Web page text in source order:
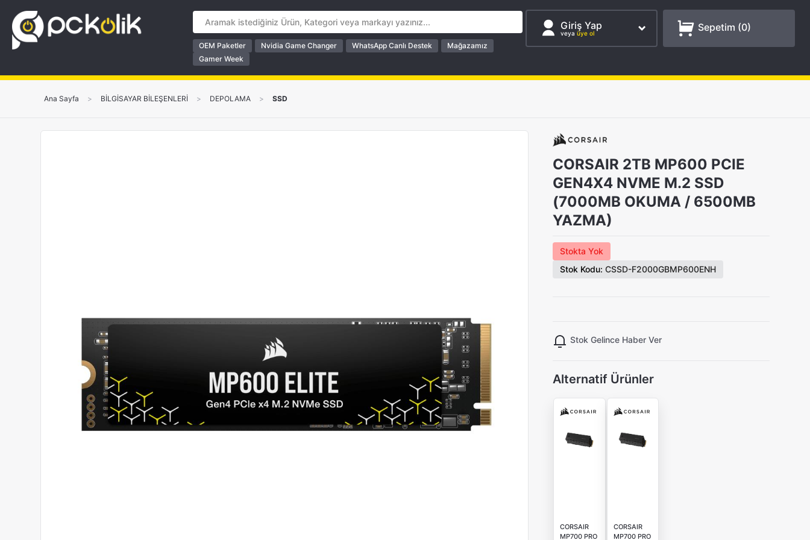
OEM Paketler Nvidia Game Changer WhatsApp Canlı Destek
Mağazamız
Gamer Week
Giriş Yap
veya üye ol Sepetim (0)
Ana Sayfa > BİLGİSAYAR BİLEŞENLERİ > DEPOLAMA > SSD
CORSAIR 2TB MP600 PCIE
GEN4X4 NVME M.2 SSD
(7000MB OKUMA / 6500MB
YAZMA)
Stokta Yok
Stok Kodu: CSSD-F2000GBMP600ENH
Stok Gelince Haber Ver
Alternatif Ürünler
CORSAIR
MP700 PRO
CORSAIR
MP700 PRO